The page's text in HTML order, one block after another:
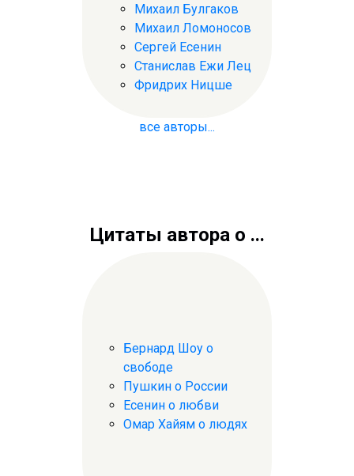
Михаил Булгаков
Михаил Ломоносов
Сергей Есенин
Станислав Ежи Лец
Фридрих Ницше
все авторы...
Цитаты автора о ...
Бернард Шоу о
свободе
Пушкин о России
Есенин о любви
Омар Хайям о людях